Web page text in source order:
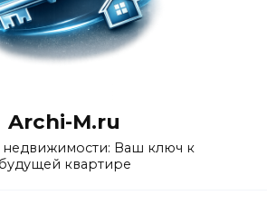
Archi-M.ru
недвижимости: Ваш ключ к
будущей квартире